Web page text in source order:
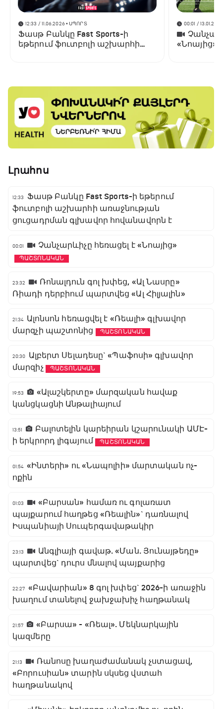
12:33 / 11.06.2026• ՍՊՈՐՏ
Ֆասթ Բանկը Fast Sports-ի
եթերում ֆուտբոլի աշխարհի
00:01 /
«Նոայից»
Լրահոս
12:33
Ֆասթ Բանկը Fast Sports-ի եթերում
ֆուտբոլի աշխարհի առաջնության
ցուցադրման գլխավոր հովանավորն է
00:01 Չանչարևիչը հեռացել է «Նոայից»
ՊԱՇՏՈՆԱԿԱՆ
23:32
Ռոնալդուն գոլ խփեց, «Ալ Նասրը»
Ռիադի դերբիում պարտվեց «Ալ Հիլյալին»
21:34 Ալոնսոն հեռացվել է «Ռեալի» գլխավոր
մարզչի պաշտոնից
ՊԱՇՏՈՆԱԿԱՆ
20:30
Ալբերտ Սելադեսը` «Պաֆոսի» գլխավոր
մարզիչ
ՊԱՇՏՈՆԱԿԱՆ
19:53
«Ալաշկերտը» մարզական հավաք
կանցկացնի Անթալիայում
13:51
Բալոտելին կարեիրան կշարունակի ԱՄԷ-
ի երկրորդ լիգայում
ՊԱՇՏՈՆԱԿԱՆ
01:54 «Ինտերի» ու «Նապոլիի» մարտական ոչ-
ոքին
01:03
«Բարսան» համառ ու գոլառատ
պայքարում հաղթեց «Ռեալին»` դառնալով
Իսպանիայի Սուպերգավաթակիր
23:13
Անգլիայի գավաթ. «Ման. Յունայթեդը»
պարտվեց` դուրս մնալով պայքարից
22:27 «Բավարիան» 8 գոլ խփեց` 2026-ի առաջին
խաղում տանելով ջախջախիչ հաղթանակ
21:57
«Բարսա» - «Ռեալ». Մեկնարկային
կազմերը
21:13
Ռանոսը խաղաժամանակ չստացավ,
«Բորուսիան» տարին սկսեց վստահ
հաղթանակով